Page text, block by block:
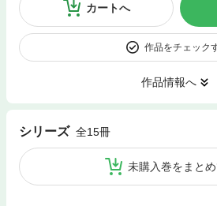
カートへ
作品をチェック
作品情報へ
シリーズ 全15冊
未購入巻をまと